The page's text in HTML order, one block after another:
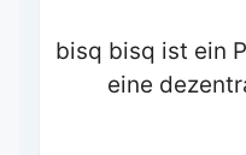
bisq bisq ist ein
eine